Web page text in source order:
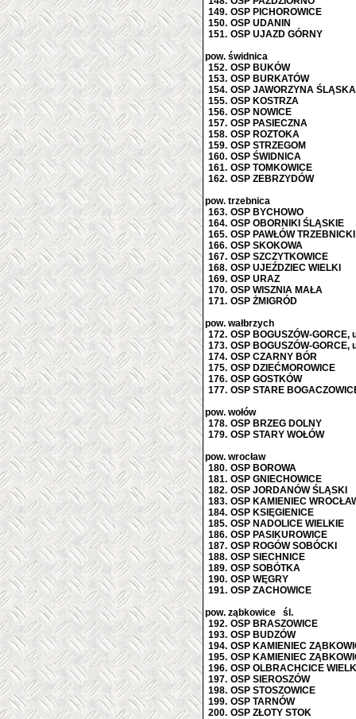
149. OSP PICHOROWICE
150. OSP UDANIN
151. OSP UJAZD GÓRNY
pow. świdnica
152. OSP BUKÓW
153. OSP BURKATÓW
154. OSP JAWORZYNA ŚLĄSKA
155. OSP KOSTRZA
156. OSP NOWICE
157. OSP PASIECZNA
158. OSP ROZTOKA
159. OSP STRZEGOM
160. OSP ŚWIDNICA
161. OSP TOMKOWICE
162. OSP ZEBRZYDÓW
pow. trzebnica
163. OSP BYCHOWO
164. OSP OBORNIKI ŚLĄSKIE
165. OSP PAWŁÓW TRZEBNICKI
166. OSP SKOKOWA
167. OSP SZCZYTKOWICE
168. OSP UJEŹDZIEC WIELKI
169. OSP URAZ
170. OSP WISZNIA MAŁA
171. OSP ŻMIGRÓD
pow. wałbrzych
172. OSP BOGUSZÓW-GORCE,
173. OSP BOGUSZÓW-
174. OSP CZARNY BÓR
175. OSP DZIEĆMOROWICE
176. OSP GOSTKÓW
177. OSP STARE
pow. wołów
178. OSP BRZEG DOLNY
179. OSP STARY WOŁÓW
pow. wrocław
180. OSP BOROWA
181. OSP GNIECHOWICE
182. OSP JORDANÓW ŚLĄSKI
183. OSP KAMIENIEC
184. OSP KSIĘGIENICE
185. OSP NADOLICE WIELKIE
186. OSP PASIKUROWICE
187. OSP ROGÓW SOBÓCKI
188. OSP SIECHNICE
189. OSP SOBÓTKA
190. OSP WĘGRY
191. OSP ZACHOWICE
pow. ząbkowice śl.
192. OSP BRASZOWICE
193. OSP BUDZÓW
194. OSP KAMIENIEC
195. OSP KAMIENIEC
196. OSP OLBRACHCICE
197. OSP SIEROSZÓW
198. OSP STOSZOWICE
199. OSP TARNÓW
200. OSP ZŁOTY STOK